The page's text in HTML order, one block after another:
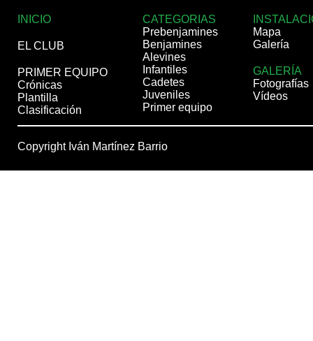
INICIO
EL CLUB
PRIMER EQUIPO
Crónicas
Plantilla
Clasificación
CATEGORIAS
Prebenjamines
Benjamines
Alevines
Infantiles
Cadetes
Juveniles
Primer equipo
Mapa
Galería
GALERÍA
Fotografías
Vídeos
Copyright Iván Martínez Barrio